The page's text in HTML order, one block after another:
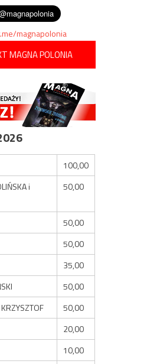
magnapolonia
MAGNA POLONIA
100,00
i
50,00
50,00
50,00
35,00
50,00
50,00
20,00
10,00